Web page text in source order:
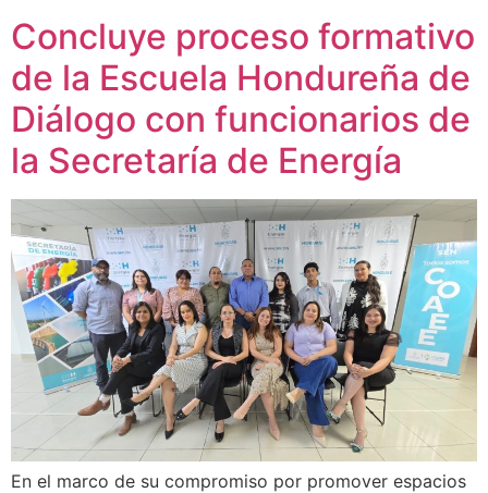
Concluye proceso formativo
de la Escuela Hondureña de
Diálogo con funcionarios de
la Secretaría de Energía
En el marco de su compromiso por promover espacios